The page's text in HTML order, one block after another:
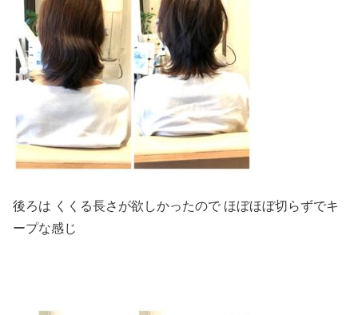
後ろは くくる長さが欲しかったので ほぼほぼ切らずでキ
ープな感じ